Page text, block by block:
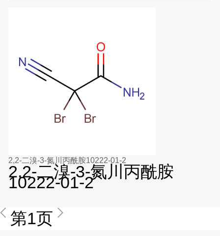
2,2-二溴-3-氮川丙酰胺10222-01-2
2,2-二溴-3-氮川丙酰胺
10222-01-2
第1页